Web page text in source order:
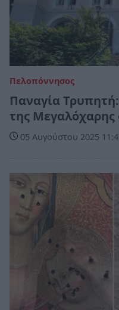
Πελοπόννησος
Παναγία
της Μεγαλόχαρης
05 Αυγούστου 2025